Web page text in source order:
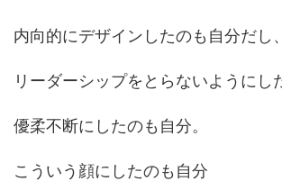
内向的にデザインしたのも自分だし、
リーダーシップをとらないようにし
優柔不断にしたのも自分。
こういう顔にしたのも自分